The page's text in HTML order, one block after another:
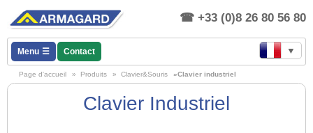
+33 (0)8 26 80 56 80
Menu Contact ▼
Page d'accueil » Produits » Clavier&Souris »Clavier industriel
Clavier Industriel